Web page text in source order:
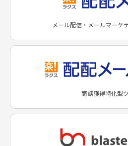
メール配信・メールマーケ
商談獲得特化型